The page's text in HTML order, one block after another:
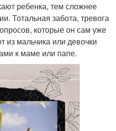
ребенка, тем сложнее
Тотальная забота, тревога
которые он сам уже
из мальчика или девочки
к маме или папе.